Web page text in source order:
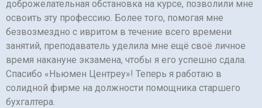
доброжелательная обстановка на курсе, позволили мне
освоить эту профессию. Более того, помогая мне
безвозмездно с ивритом в течение всего времени
занятий, преподаватель уделила мне ещё своё личное
время накануне экзамена, чтобы я его успешно сдала.
Спасибо «Ньюмен Центреу»! Теперь я работаю в
солидной фирме на должности помощника старшего
бухгалтера.